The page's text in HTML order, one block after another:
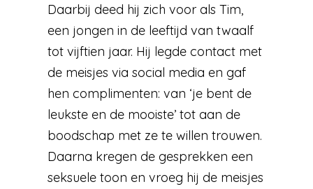
Daarbij deed hij zich voor als Tim,
een jongen in de leeftijd van twaalf
tot vijftien jaar. Hij legde contact met
de meisjes via social media en gaf
hen complimenten: van ‘je bent de
leukste en de mooiste’ tot aan de
boodschap met ze te willen trouwen.
Daarna kregen de gesprekken een
seksuele toon en vroeg hij de meisjes